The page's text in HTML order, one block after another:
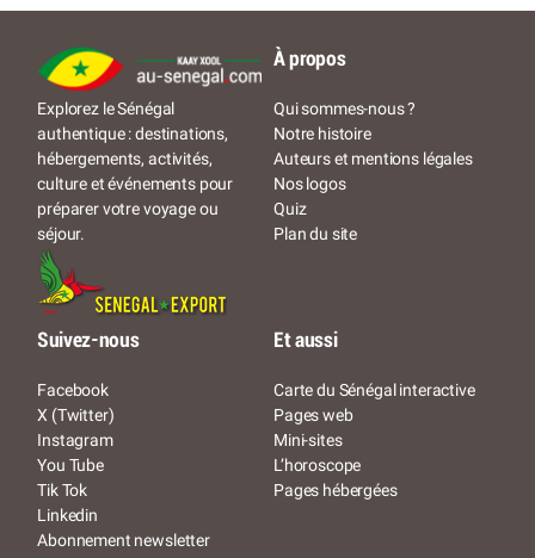
Explorez le Sénégal
authentique : destinations,
hébergements, activités,
culture et événements pour
préparer votre voyage ou
séjour.
À propos
Qui sommes-nous ?
Notre histoire
Auteurs et mentions légales
Nos logos
Quiz
Plan du site
Suivez-nous
Facebook
X (Twitter)
Instagram
You Tube
Tik Tok
Linkedin
Abonnement newsletter
Et aussi
Carte du Sénégal interactive
Pages web
Mini-sites
L’horoscope
Pages hébergées